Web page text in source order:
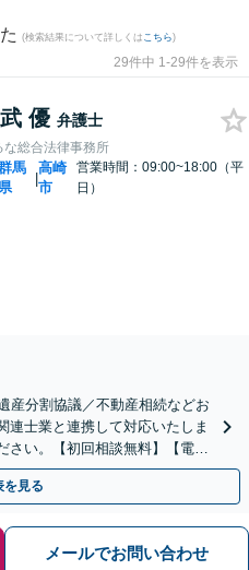
(検索結果について詳しくは こちら)
29件中 1-29件を表示
優 弁護士
な総合法律事務所
馬
|
高崎
市
営業時間：09:00~18:00（平
日）
産分割協議／不動産相続などお
連士業と連携して対応いたしま
さい。【初回相談無料】【電話
を見る
メールでお問い合わせ